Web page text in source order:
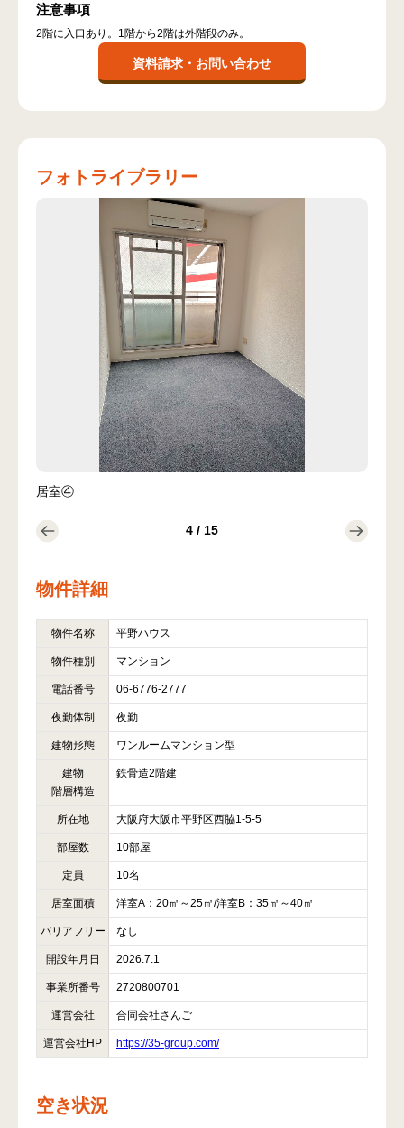
注意事項
2階に入口あり。1階から2階は外階段のみ。
資料請求・お問い合わせ
フォトライブラリー
居室⑤
5 / 15
物件詳細
物件名称 平野ハウス
物件種別 マンション
電話番号 06-6776-2777
夜勤体制 夜勤
建物形態 ワンルームマンション型
建物
階層構造
鉄骨造2階建
所在地 大阪府大阪市平野区西脇1-5-5
部屋数 10部屋
定員 10名
居室面積 洋室A：20㎡～25㎡/洋室B：35㎡～40㎡
バリアフリー なし
開設年月日 2026.7.1
事業所番号 2720800701
運営会社 合同会社さんご
運営会社HP https://35-group.com/
空き状況